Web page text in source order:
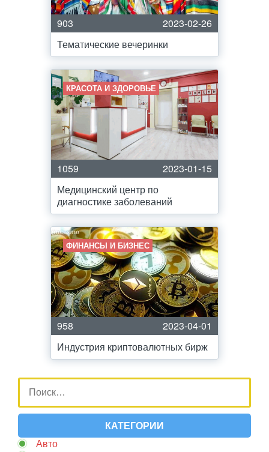
903
2023-02-26
Тематические вечеринки
КРАСОТА И ЗДОРОВЬЕ
1059
2023-01-15
Медицинский центр по
диагностике заболеваний
ФИНАНСЫ И БИЗНЕС
958
2023-04-01
Индустрия криптовалютных бирж
КАТЕГОРИИ
Авто